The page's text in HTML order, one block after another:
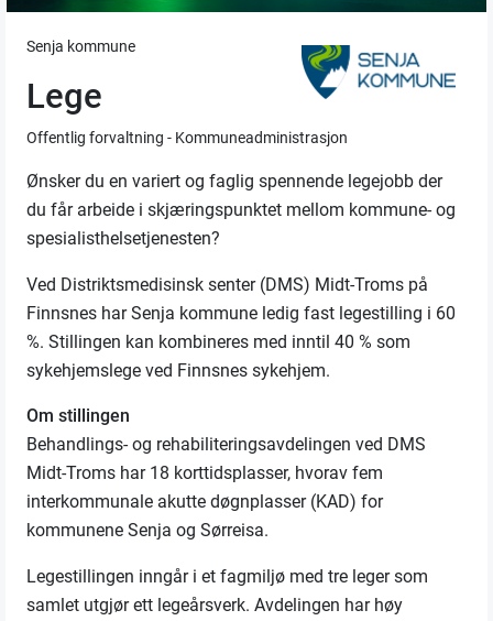
Senja kommune
Lege
Offentlig forvaltning - Kommuneadministrasjon
Ønsker du en variert og faglig spennende legejobb der
du får arbeide i skjæringspunktet mellom kommune- og
spesialisthelsetjenesten?
Ved Distriktsmedisinsk senter (DMS) Midt-Troms på
Finnsnes har Senja kommune ledig fast legestilling i 60
%. Stillingen kan kombineres med inntil 40 % som
sykehjemslege ved Finnsnes sykehjem.
Om stillingen
Behandlings- og rehabiliteringsavdelingen ved DMS
Midt-Troms har 18 korttidsplasser, hvorav fem
interkommunale akutte døgnplasser (KAD) for
kommunene Senja og Sørreisa.
Legestillingen inngår i et fagmiljø med tre leger som
samlet utgjør ett legeårsverk. Avdelingen har høy